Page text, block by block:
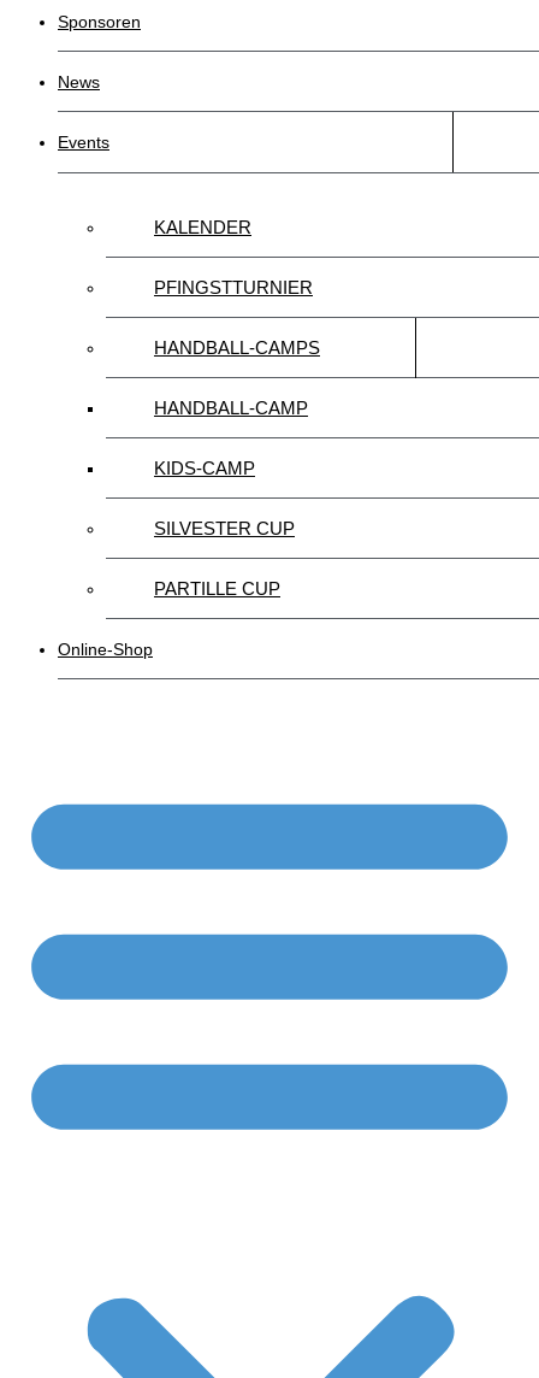
Sponsoren
News
Events
KALENDER
PFINGSTTURNIER
HANDBALL-CAMPS
HANDBALL-CAMP
KIDS-CAMP
SILVESTER CUP
PARTILLE CUP
Online-Shop